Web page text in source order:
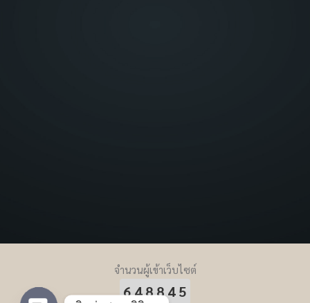
จำนวนผู้เข้าเว็บไซต์
648845